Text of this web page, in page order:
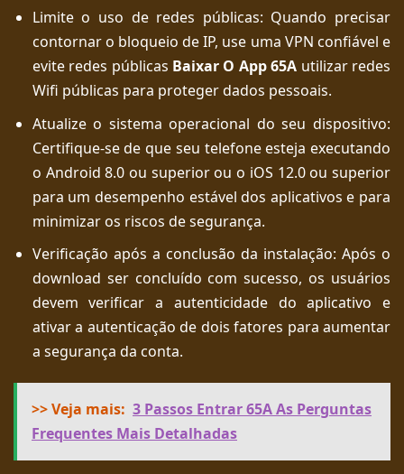
Limite o uso de redes públicas: Quando precisar
contornar o bloqueio de IP, use uma VPN confiável e
evite redes públicas Baixar O App 65A utilizar redes
Wifi públicas para proteger dados pessoais.
Atualize o sistema operacional do seu dispositivo:
Certifique-se de que seu telefone esteja executando
o Android 8.0 ou superior ou o iOS 12.0 ou superior
para um desempenho estável dos aplicativos e para
minimizar os riscos de segurança.
Verificação após a conclusão da instalação: Após o
download ser concluído com sucesso, os usuários
devem verificar a autenticidade do aplicativo e
ativar a autenticação de dois fatores para aumentar
a segurança da conta.
>> Veja mais: 3 Passos Entrar 65A As Perguntas
Frequentes Mais Detalhadas